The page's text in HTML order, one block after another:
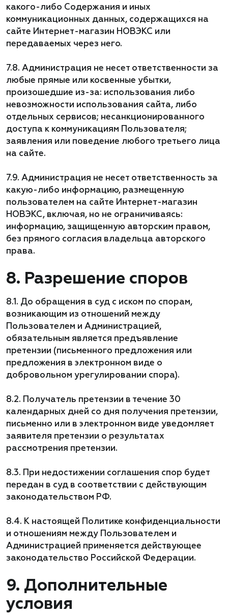
какого-либо Содержания и иных
коммуникационных данных, содержащихся на
сайте Интернет-магазин НОВЭКС или
передаваемых через него.
7.8. Администрация не несет ответственности за
любые прямые или косвенные убытки,
произошедшие из-за: использования либо
невозможности использования сайта, либо
отдельных сервисов; несанкционированного
доступа к коммуникациям Пользователя;
заявления или поведение любого третьего лица
на сайте.
7.9. Администрация не несет ответственность за
какую-либо информацию, размещенную
пользователем на сайте Интернет-магазин
НОВЭКС, включая, но не ограничиваясь:
информацию, защищенную авторским правом,
без прямого согласия владельца авторского
права.
8. Разрешение споров
8.1. До обращения в суд с иском по спорам,
возникающим из отношений между
Пользователем и Администрацией,
обязательным является предъявление
претензии (письменного предложения или
предложения в электронном виде о
добровольном урегулировании спора).
8.2. Получатель претензии в течение 30
календарных дней со дня получения претензии,
письменно или в электронном виде уведомляет
заявителя претензии о результатах
рассмотрения претензии.
8.3. При недостижении соглашения спор будет
передан в суд в соответствии с действующим
законодательством РФ.
8.4. К настоящей Политике конфиденциальности
и отношениям между Пользователем и
Администрацией применяется действующее
законодательство Российской Федерации.
9. Дополнительные
условия